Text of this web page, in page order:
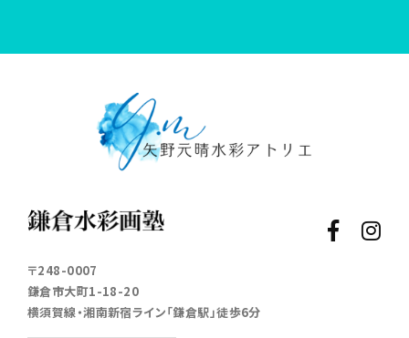
〒248-0007
鎌倉市大町1-18-20
横須賀線・湘南新宿ライン「鎌倉駅」徒歩6分